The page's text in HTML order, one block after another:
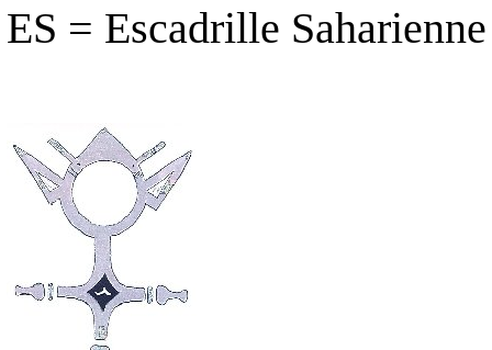
ES = Escadrille Saharienne